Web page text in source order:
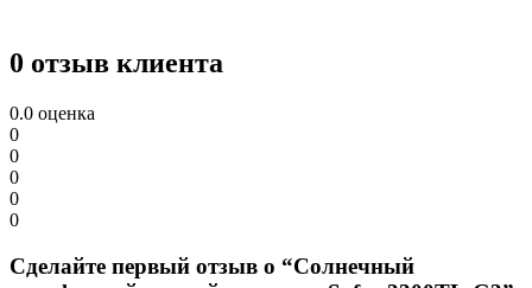
0 отзыв клиента
0.0 оценка
0
0
0
0
0
Сделайте первый отзыв о “Солнечный